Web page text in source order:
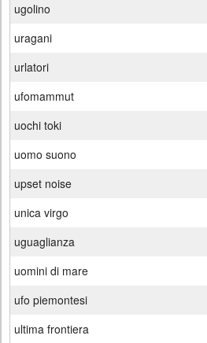
ugolino
uragani
urlatori
ufomammut
uochi toki
uomo suono
upset noise
unica virgo
uguaglianza
uomini di mare
ufo piemontesi
ultima frontiera